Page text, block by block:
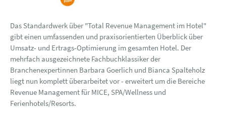
Das Standardwerk über "Total Revenue Management im Hotel"
gibt einen umfassenden und praxisorientierten Überblick über
Umsatz- und Ertrags-Optimierung im gesamten Hotel. Der
mehrfach ausgezeichnete Fachbuchklassiker der
Branchenexpertinnen Barbara Goerlich und Bianca Spalteholz
liegt nun komplett überarbeitet vor - erweitert um die Bereiche
Revenue Management für MICE, SPA/Wellness und
Ferienhotels/Resorts.